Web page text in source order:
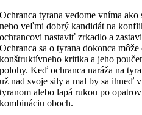
Ochranca tyrana vedome vníma
neho veľmi dobrý kandidát na
ochrancovi nastaviť zrkadlo a
Ochranca sa o tyrana dokonca
konštruktívneho kritika a jeho
polohy. Keď ochranca naráža na
už nad svoje sily a mal by sa
tyranom alebo lapá rukou po
kombináciu oboch.